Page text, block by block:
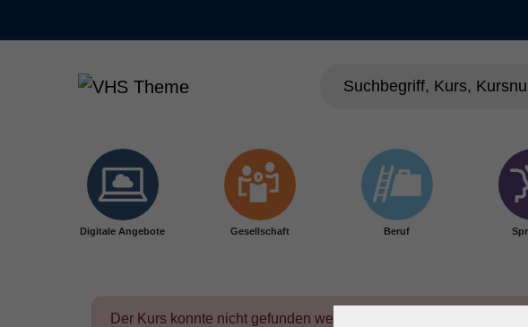
Digitale Angebote Gesellschaft Beruf
Der Kurs konnte nicht gefunden werden.